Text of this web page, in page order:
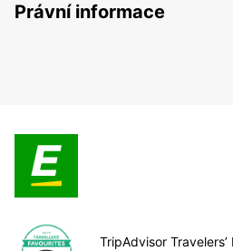
Právní informace
TripAdvisor